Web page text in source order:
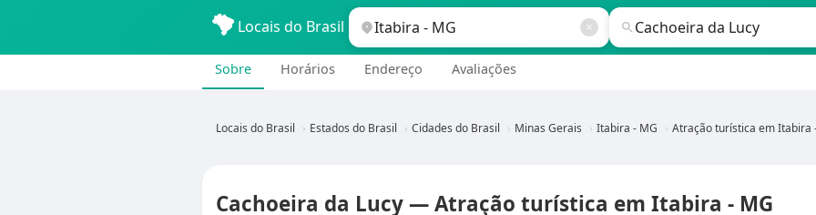
Locais do Brasil
Sobre Horários Endereço Avaliações
Locais do Brasil Estados do Brasil Cidades do Brasil Minas Gerais Itabira - MG Atração turística em Itabira -
Cachoeira da Lucy — Atração turística em Itabira - MG